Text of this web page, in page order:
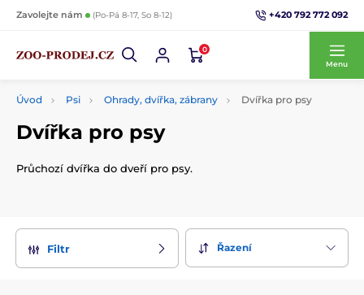
Zavolejte nám (Po-Pá 8-17, So 8-12) +420 792 772 092
0
Menu
Úvod Psi Ohrady, dvířka, zábrany Dvířka pro psy
Dvířka pro psy
Průchozí dvířka do dveří pro psy.
Filtr Řazení